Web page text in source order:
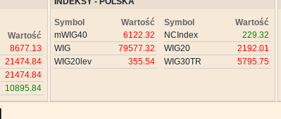
Wartość
8677.13
21474.84
21474.84
10895.84
Symbol
Wartość
mWIG40
6122.32
WIG
79577.32
WIG20lev
355.54
Symbol
Wartość
NCIndex
229.32
WIG20
2192.01
WIG30TR
5795.75